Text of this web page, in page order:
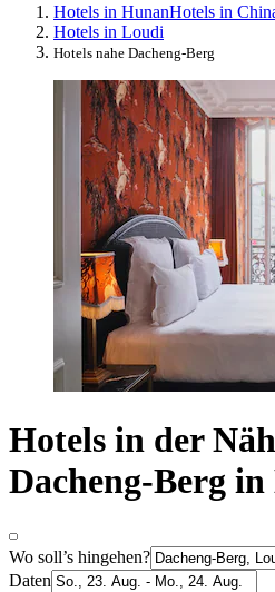
Hotels in HunanHotels in
Hotels in Loudi
Hotels nahe Dacheng-Berg
Hotels in der
Dacheng-Berg
Wo soll’s hingehen?
Daten